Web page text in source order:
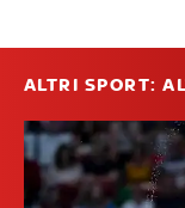
ALTRI SPORT: